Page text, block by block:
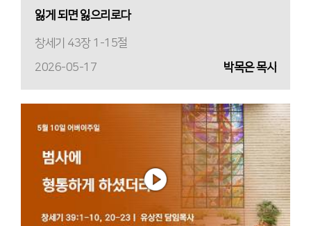
잃게 되면 잃으리로다
창세기 43장 1-15절
2026-05-17
박목은 목사